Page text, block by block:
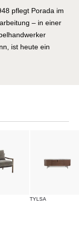
pflegt Porada im
– in einer
ist heute ein
Regale und
wie Emmanuel
Formen verleihen.
Materials mit der
berühren
TYLSA